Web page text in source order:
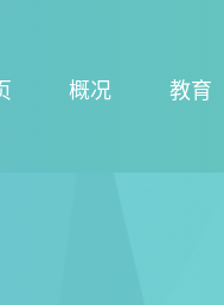
概况 教育